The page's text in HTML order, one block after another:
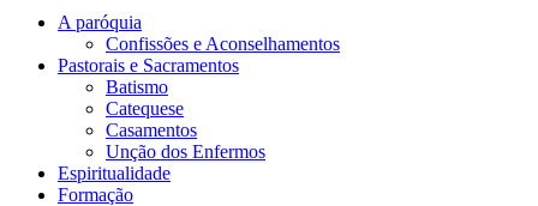
A paróquia
Confissões e Aconselhamentos
Pastorais e Sacramentos
Batismo
Catequese
Casamentos
Unção dos Enfermos
Espiritualidade
Formação